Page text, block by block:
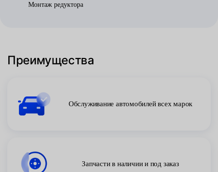
Монтаж редуктора
Преимущества
Обслуживание автомобилей всех марок
Запчасти в наличии и под заказ